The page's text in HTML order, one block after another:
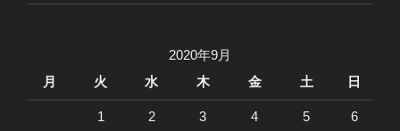
2020年9月
月
火 水 木 金 土 日
1 2 3 4 5 6